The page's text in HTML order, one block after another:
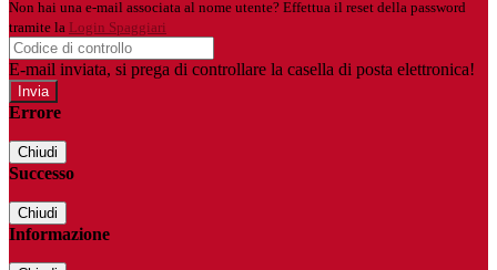
Non hai una e-mail associata al nome utente? Effettua il reset della password
tramite la Login Spaggiari
E-mail inviata, si prega di controllare la casella di posta elettronica!
Errore
Chiudi
Successo
Chiudi
Informazione